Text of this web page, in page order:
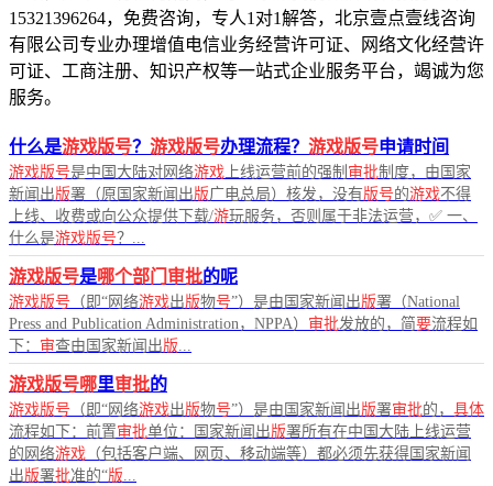
15321396264，免费咨询，专人1对1解答，北京壹点壹线咨询
有限公司专业办理增值电信业务经营许可证、网络文化经营许
可证、工商注册、知识产权等一站式企业服务平台，竭诚为您
服务。
什么是游戏版号？ 游戏版号办理流程？ 游戏版号申请时间
游戏版号是中国大陆对网络游戏 上线运营前的强制 审批制度，由国家
新闻出版署（原国家新闻出版广电总局）核发，没有版号的游戏不得
上线、收费或向公众提供下载/游玩服务，否则属于非法运营，✅ 一、
什么是游戏版号？...
游戏版号是哪个部门审批的呢
游戏版号 （即“网络游戏出版物号”）是由国家新闻出版署（National
Press and Publication Administration，NPPA） 审批发放的，简要流程如
下： 审查由国家新闻出版
游戏版号哪里审批的
游戏版号 （即“网络游戏出版物号”）是由国家新闻出版署审批的， 具体
流程如下：前置审批单位：国家新闻出版署所有在中国大陆上线运营
的网络游戏 （包括客户端、网页、移动端等）都必须先获得国家新闻
出版署批准的“版